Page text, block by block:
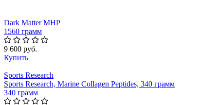
Dark Matter MHP
1560 грамм
9 600 руб.
Купить
Sports Research
Sports Research, Marine Collagen Peptides, 340 грамм
340 грамм